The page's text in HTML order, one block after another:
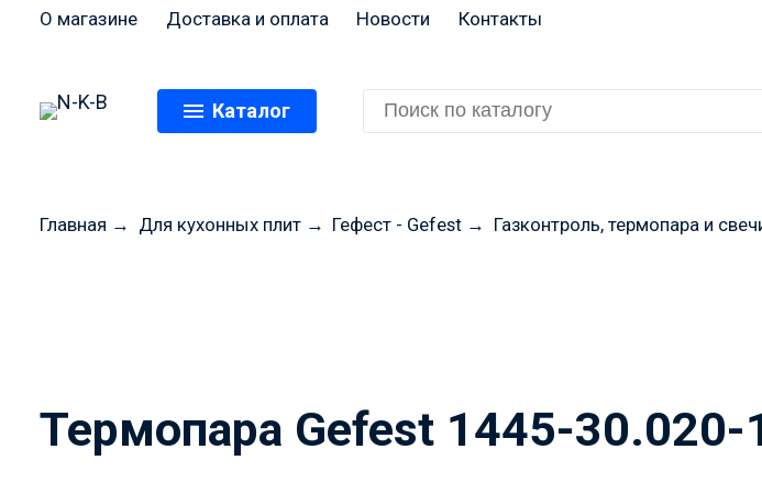
О магазине Доставка и оплата Новости Контакты
Каталог
Главная → Для кухонных плит→ Гефест - Gefest → Газконтроль, термопара и
Термопара Gefest 1445-30.020-